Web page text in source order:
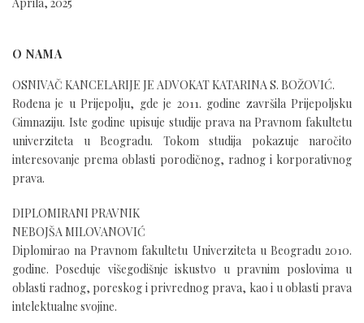
O NAMA
OSNIVAČ KANCELARIJE JE ADVOKAT KATARINA S. BOŽOVIĆ.
Rođena je u Prijepolju, gde je 2011. godine završila Prijepoljsku
Gimnaziju. Iste godine upisuje studije prava na Pravnom fakultetu
univerziteta u Beogradu. Tokom studija pokazuje naročito
interesovanje prema oblasti porodičnog, radnog i korporativnog
prava.
DIPLOMIRANI PRAVNIK
NEBOJŠA MILOVANOVIĆ
Diplomirao na Pravnom fakultetu Univerziteta u Beogradu 2010.
godine. Poseduje višegodišnje iskustvo u pravnim poslovima u
oblasti radnog, poreskog i privrednog prava, kao i u oblasti prava
intelektualne svojine.